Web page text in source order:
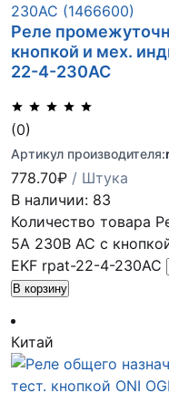
Реле
кнопкой и мех.
22-4-230AC
(0)
Артикул производителя:
778.70₽ / Штука
В наличии: 83
Количество товара
5А 230В AC с
EKF rpat-22-4-230AC
В корзину
Китай